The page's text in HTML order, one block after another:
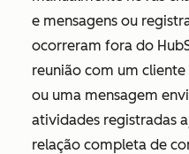
e mensagens ou
ocorreram fora do
reunião com um
ou uma mensagem
atividades registradas
relação completa de